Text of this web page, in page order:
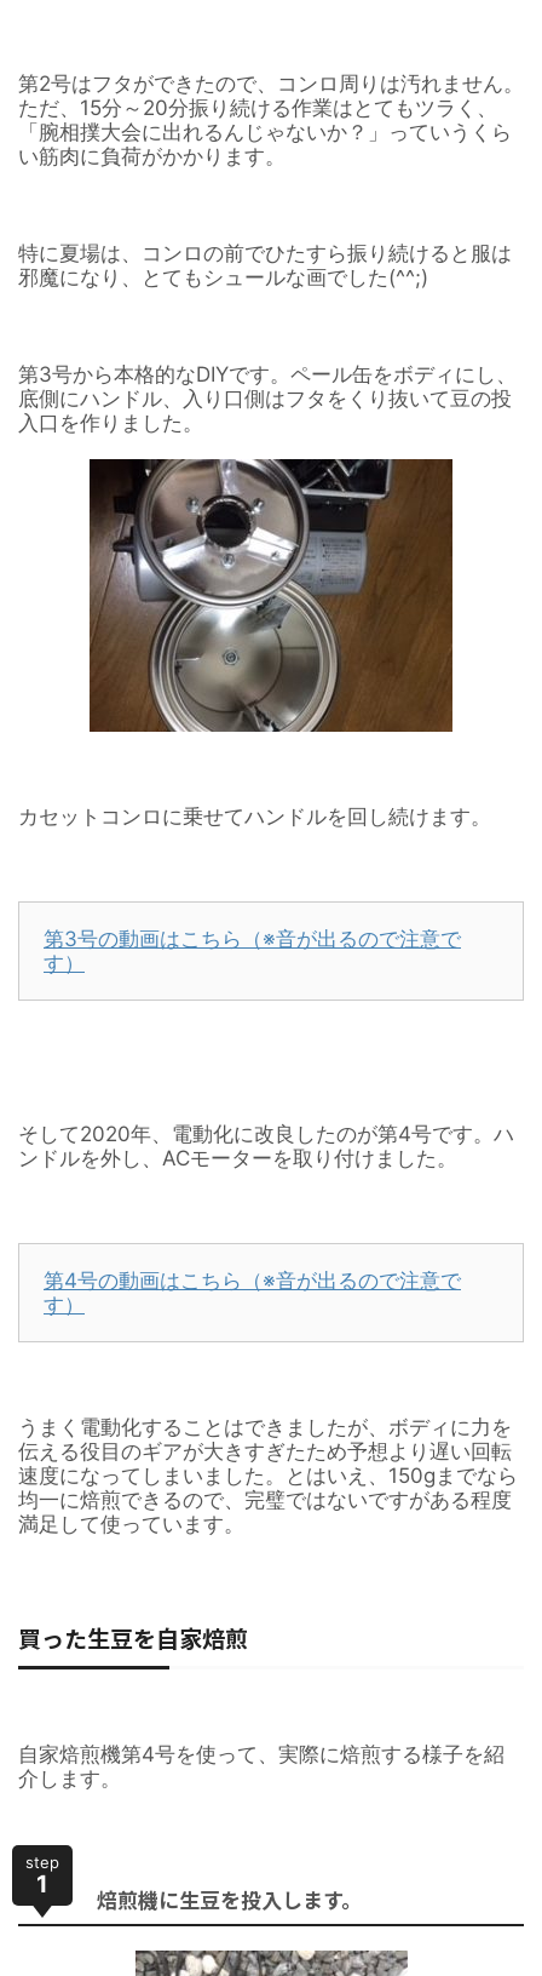
第2号はフタができたので、コンロ周りは汚れません。
ただ、15分～20分振り続ける作業はとてもツラく、
「腕相撲大会に出れるんじゃないか？」っていうくら
い筋肉に負荷がかかります。
特に夏場は、コンロの前でひたすら振り続けると服は
邪魔になり、とてもシュールな画でした(^^;)
第3号から本格的なDIYです。ペール缶をボディにし、
底側にハンドル、入り口側はフタをくり抜いて豆の投
入口を作りました。
カセットコンロに乗せてハンドルを回し続けます。
第3号の動画はこちら（※音が出るので注意で
す）
そして2020年、電動化に改良したのが第4号です。ハ
ンドルを外し、ACモーターを取り付けました。
第4号の動画はこちら（※音が出るので注意で
す）
うまく電動化することはできましたが、ボディに力を
伝える役目のギアが大きすぎたため予想より遅い回転
速度になってしまいました。とはいえ、150gまでなら
均一に焙煎できるので、完璧ではないですがある程度
満足して使っています。
買った生豆を自家焙煎
自家焙煎機第4号を使って、実際に焙煎する様子を紹
介します。
step
1 焙煎機に生豆を投入します。